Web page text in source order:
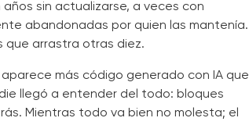
años sin actualizarse, a veces con
abandonadas por quien las mantenía.
que arrastra otras diez.
más código generado con IA que
llegó a entender del todo: bloques
Mientras todo va bien no molesta; el